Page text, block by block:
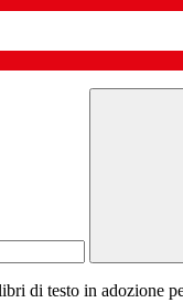
di testo in adozione